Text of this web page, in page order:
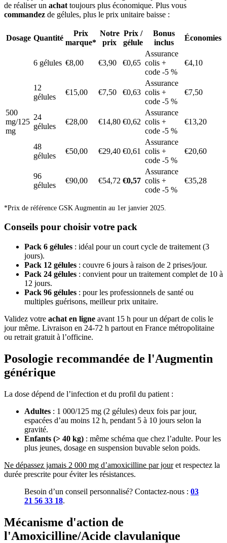
de réaliser un achat toujours plus économique. Plus vous
commandez de gélules, plus le prix unitaire baisse :
Dosage Quantité
Prix
marque*
Notre
prix
Prix /
gélule
Bonus
inclus
Économies
500
mg/125
mg
6 gélules €8,00 €3,90 €0,65
Assurance
colis +
code -5 %
€4,10
12
gélules
€15,00 €7,50 €0,63
Assurance
colis +
code -5 %
€7,50
24
gélules
€28,00 €14,80 €0,62
Assurance
colis +
code -5 %
€13,20
48
gélules
€50,00 €29,40 €0,61
Assurance
colis +
code -5 %
€20,60
96
gélules
€90,00 €54,72 €0,57
Assurance
colis +
code -5 %
€35,28
*Prix de référence GSK Augmentin au 1er janvier 2025.
Conseils pour choisir votre pack
Pack 6 gélules : idéal pour un court cycle de traitement (3
jours).
Pack 12 gélules : couvre 6 jours à raison de 2 prises/jour.
Pack 24 gélules : convient pour un traitement complet de 10 à
12 jours.
Pack 96 gélules : pour les professionnels de santé ou
multiples guérisons, meilleur prix unitaire.
Validez votre achat en ligne avant 15 h pour un départ de colis le
jour même. Livraison en 24-72 h partout en France métropolitaine
ou retrait gratuit à l’officine.
Posologie recommandée de l'Augmentin
générique
La dose dépend de l’infection et du profil du patient :
Adultes : 1 000/125 mg (2 gélules) deux fois par jour,
espacées d’au moins 12 h, pendant 5 à 10 jours selon la
gravité.
Enfants (> 40 kg) : même schéma que chez l’adulte. Pour les
plus jeunes, dosage en suspension buvable selon poids.
Ne dépassez jamais 2 000 mg d’amoxicilline par jouret respectez la
durée prescrite pour éviter les résistances.
Besoin d’un conseil personnalisé? Contactez-nous : 03
21 56 33 18.
Mécanisme d'action de
l'Amoxicilline/Acide clavulanique